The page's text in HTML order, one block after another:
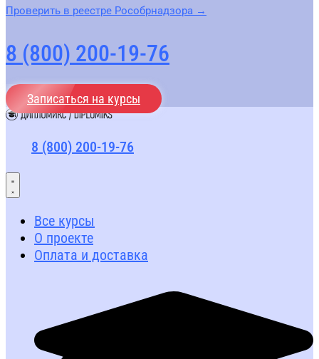
Проверить в реестре Рособрнадзора →
8 (800) 200-19-76
Записаться на курсы
8 (800) 200-19-76
Все курсы
О проекте
Оплата и доставка